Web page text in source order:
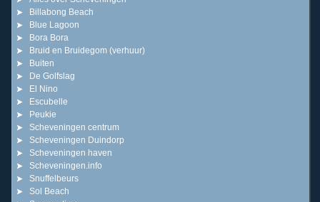
Billabong Beach
Blue Lagoon
Bora Bora
Bruid en Bruidegom (verhuur)
Buiten
De Golfslag
El Nino
Escubelle
Peukie
Scheveningen centrum
Scheveningen Duindorp
Scheveningen haven
Scheveningen.info
Snuffelbeurs
Sol Beach